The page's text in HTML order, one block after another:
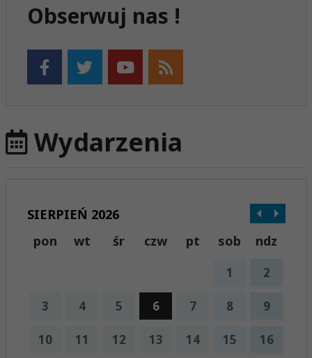
Obserwuj nas !
Wydarzenia
SIERPIEŃ 2026
pon
wt śr czw pt sob ndz
1 2
3 4 5 6 7 8 9
10 11 12 13 14 15 16